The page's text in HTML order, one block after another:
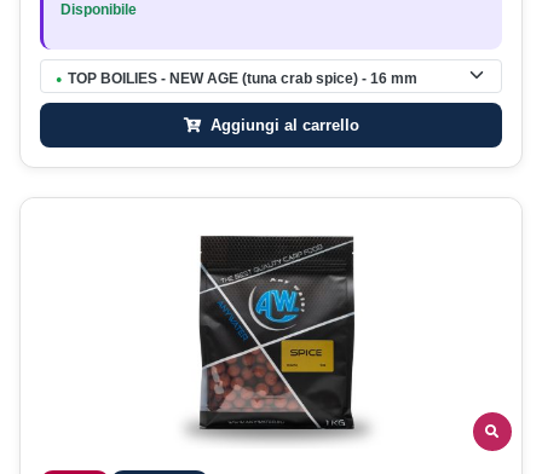
Disponibile
● TOP BOILIES - NEW AGE (tuna crab spice) - 16 mm
Aggiungi al carrello